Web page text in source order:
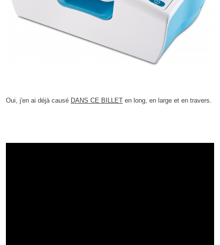
Oui, j'en ai déjà causé DANS CE BILLET en long, en large et en travers.